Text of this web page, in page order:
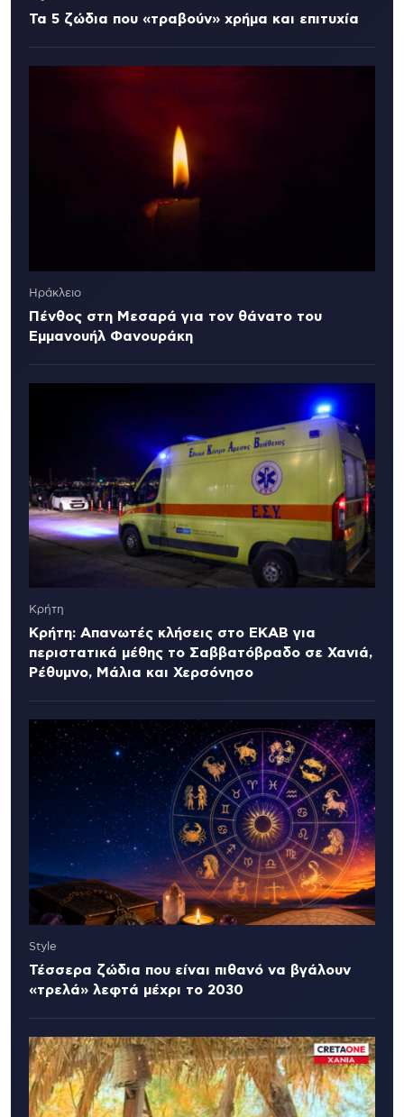
Τα 5 ζώδια που «τραβούν» χρήμα και επιτυχία
Ηράκλειο
Πένθος στη Μεσαρά για τον θάνατο του
Εμμανουήλ Φανουράκη
Κρήτη
Κρήτη: Απανωτές κλήσεις στο ΕΚΑΒ για
περιστατικά μέθης το Σαββατόβραδο σε Χανιά,
Ρέθυμνο, Μάλια και Χερσόνησο
Style
Τέσσερα ζώδια που είναι πιθανό να βγάλουν
«τρελά» λεφτά μέχρι το 2030